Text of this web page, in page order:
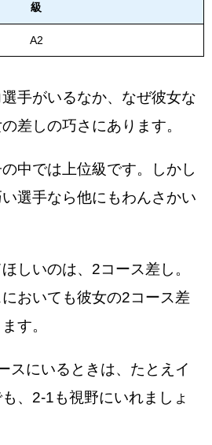
級
A2
手がいるなか、なぜ彼女な
差しの巧さにあります。
中では上位級です。しかし
選手なら他にもわんさかい
しいのは、2コース差し。
おいても彼女の2コース差
す。
スにいるときは、たとえイ
、2-1も視野にいれましょ